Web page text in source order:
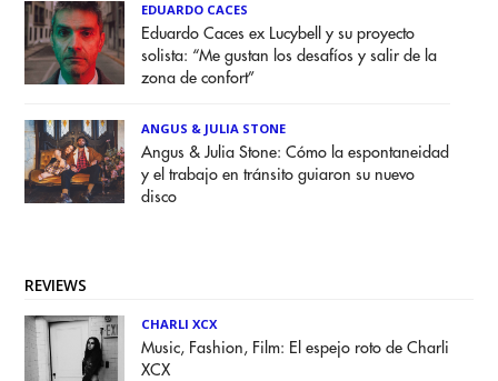
EDUARDO CACES
Eduardo Caces ex Lucybell y su proyecto
solista: “Me gustan los desafíos y salir de la
zona de confort”
ANGUS & JULIA STONE
Angus & Julia Stone: Cómo la espontaneidad
y el trabajo en tránsito guiaron su nuevo
disco
REVIEWS
CHARLI XCX
Music, Fashion, Film: El espejo roto de Charli
XCX